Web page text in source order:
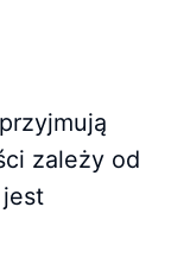
zależy od